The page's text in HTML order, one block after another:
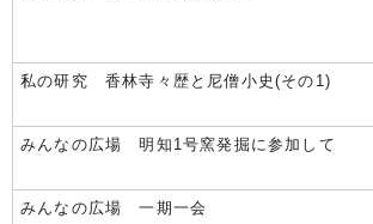
私の研究 香林寺々歴と尼僧小史(その1)
みんなの広場 明知1号窯発掘に参加して
みんなの広場 一期一会